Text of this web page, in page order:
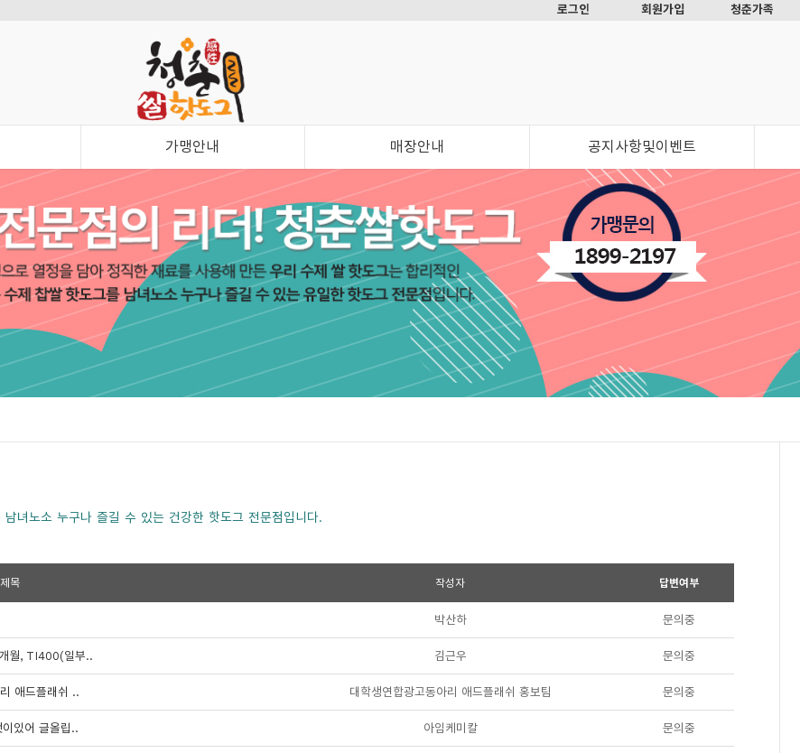
로그인 회원가입 청춘가족
가맹안내 매장안내 공지사항및이벤트
녀노소 누구나 즐길 수 있는 건강한 핫도그 전문점입니다.
제목 작성자 답변여부
박산하 문의중
월, TI400(일부.. 김근우 문의중
애드플래쉬 .. 대학생연합광고동아리 애드플래쉬 홍보팀 문의중
있어 글올립.. 아임케미칼 문의중